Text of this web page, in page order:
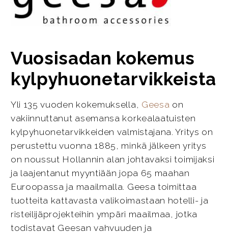
Vuosisadan kokemus
kylpyhuonetarvikkeista
Yli 135 vuoden kokemuksella, Geesa on
vakiinnuttanut asemansa korkealaatuisten
kylpyhuonetarvikkeiden valmistajana. Yritys on
perustettu vuonna 1885, minkä jälkeen yritys
on noussut Hollannin alan johtavaksi toimijaksi
ja laajentanut myyntiään jopa 65 maahan
Euroopassa ja maailmalla. Geesa toimittaa
tuotteita kattavasta valikoimastaan hotelli- ja
risteilijäprojekteihin ympäri maailmaa, jotka
todistavat Geesan vahvuuden ja